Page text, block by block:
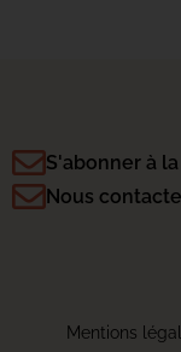
S'abonner à
Nous
Mentions